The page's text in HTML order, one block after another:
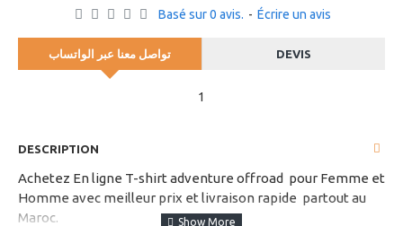
Basé sur 0 avis. - Écrire un avis
تواصل معنا عبر الواتساب DEVIS
1
DESCRIPTION
Achetez En ligne T-shirt adventure offroad pour Femme et
Homme avec meilleur prix et livraison rapide partout au
Maroc.